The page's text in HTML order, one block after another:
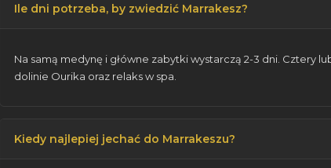
Ile dni potrzeba, by zwiedzić Marrakesz?
Na samą medynę i główne zabytki wystarczą 2-3 dni. Cztery
dolinie Ourika oraz relaks w spa.
Kiedy najlepiej jechać do Marrakeszu?